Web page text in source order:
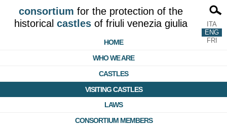
consortium for the protection of the
historical castles of friuli venezia giulia
HOME
WHO WE ARE
CASTLES
VISITING CASTLES
LAWS
CONSORTIUM MEMBERS
ITA
ENG
FRI